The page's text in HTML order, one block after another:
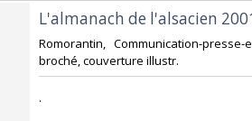
‎L'almanach de l'alsacien
‎Romorantin, Communication-
broché, couverture illustr.‎
‎.‎